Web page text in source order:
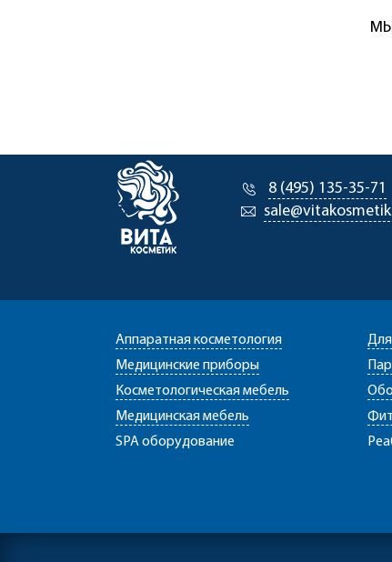
8 (495) 135-35-71
Аппаратная косметология
Медицинские приборы
Косметологическая мебель
Медицинская мебель
SPA оборудование